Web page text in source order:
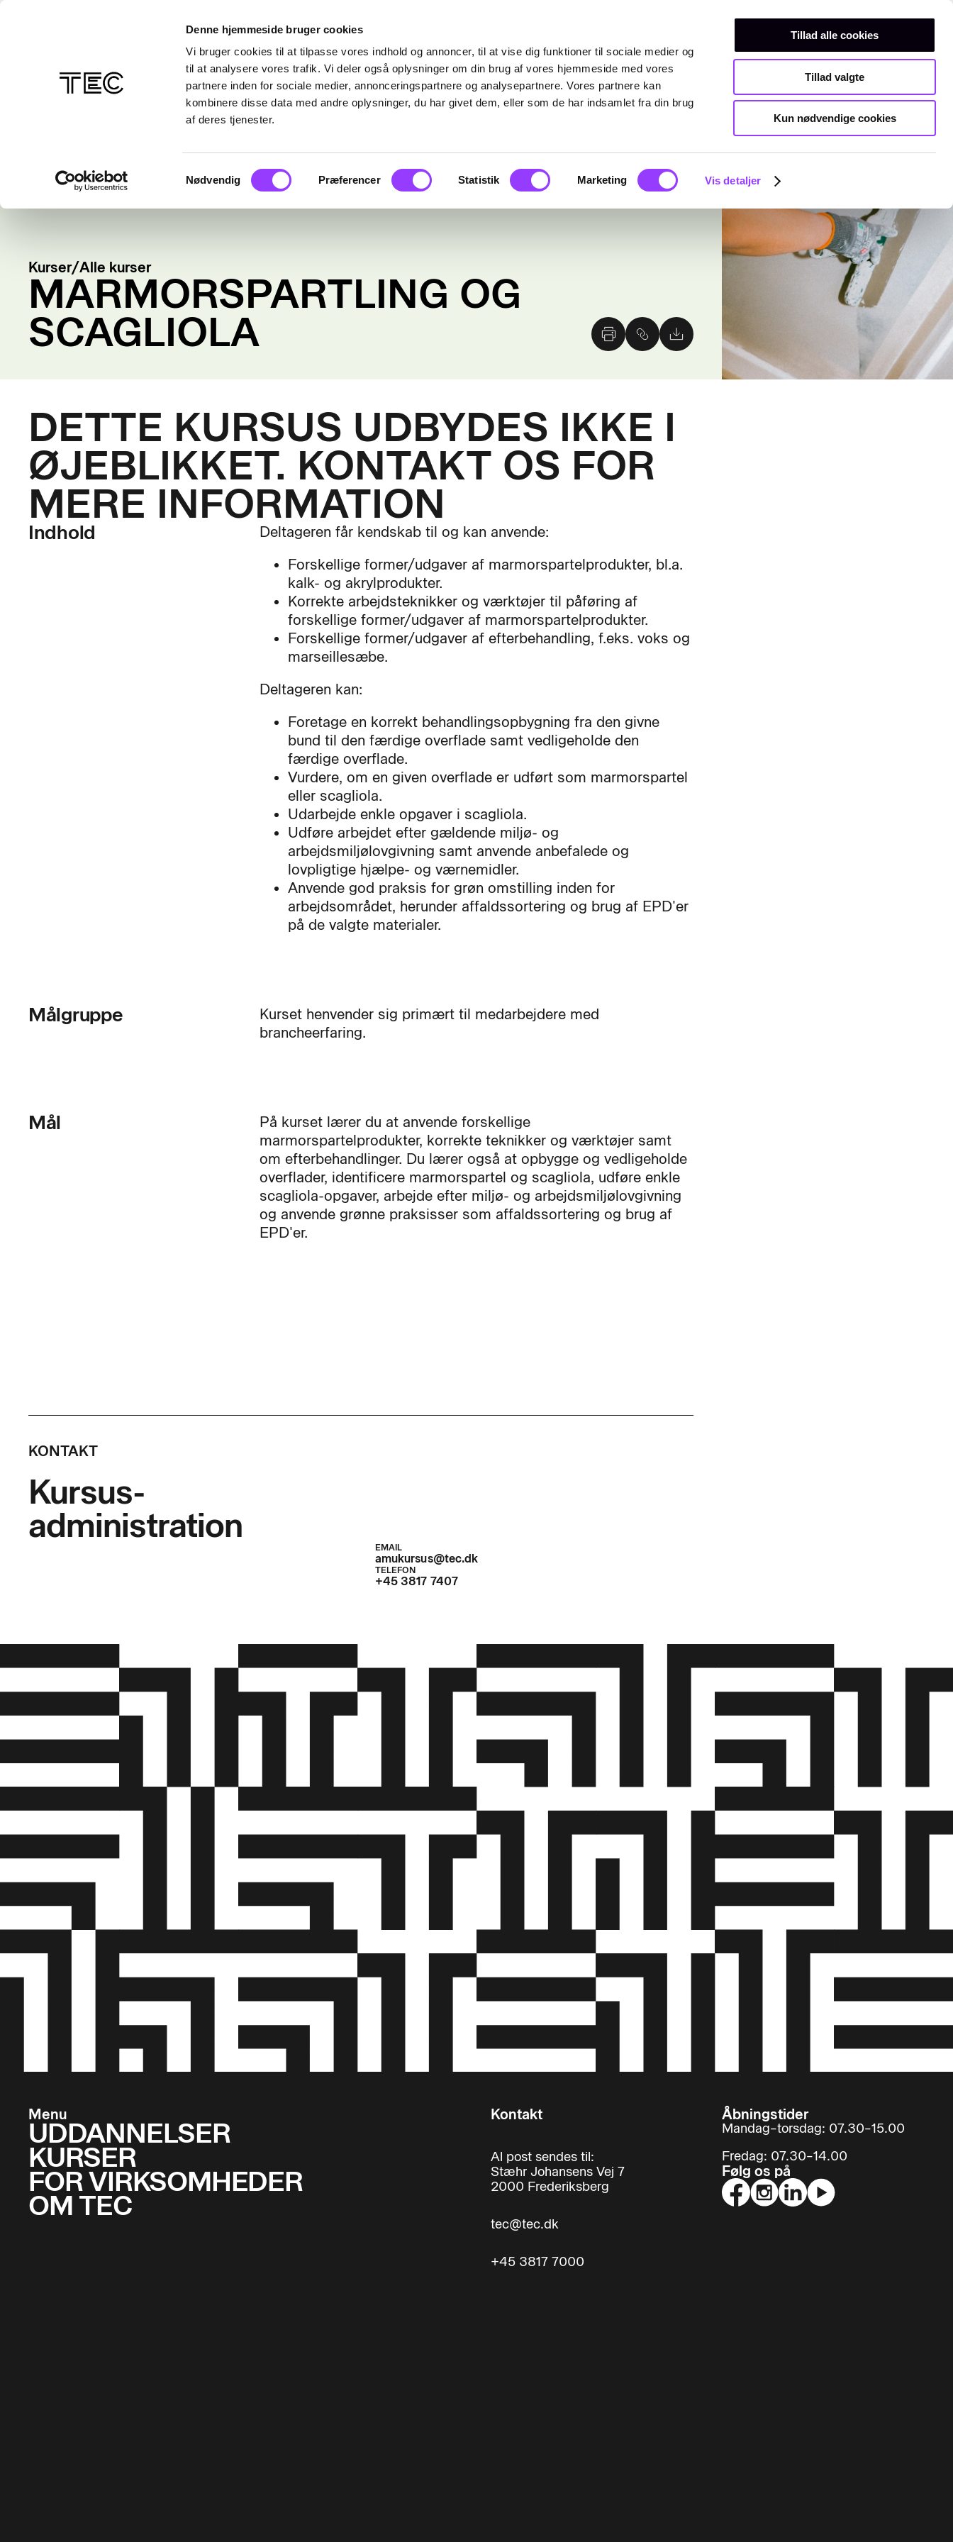
Denne hjemmeside bruger cookies
Vi bruger cookies til at tilpasse vores indhold og annoncer, til at vise dig funktioner til sociale medier og
til at analysere vores trafik. Vi deler også oplysninger om din brug af vores hjemmeside med vores
partnere inden for sociale medier, annonceringspartnere og analysepartnere. Vores partnere kan
kombinere disse data med andre oplysninger, du har givet dem, eller som de har indsamlet fra din brug
af deres tjenester.
Samtykkevalg
Nødvendig Præferencer Statistik Marketing Vis detaljer
Tillad alle cookies
Tillad valgte
Kun nødvendige cookies
Teknisk gymnasiumKurser
Kurser/Alle kurser
MARMORSPARTLING OG
SCAGLIOLA
DETTE KURSUS UDBYDES IKKE I
ØJEBLIKKET. KONTAKT OS FOR
MERE INFORMATION
Indhold
Deltageren får kendskab til og kan anvende:
Forskellige former/udgaver af marmorspartelprodukter, bl.a.
kalk- og akrylprodukter.
Korrekte arbejdsteknikker og værktøjer til påføring af
forskellige former/udgaver af marmorspartelprodukter.
Forskellige former/udgaver af efterbehandling, f.eks. voks og
marseillesæbe.
Deltageren kan:
Foretage en korrekt behandlingsopbygning fra den givne
bund til den færdige overflade samt vedligeholde den
færdige overflade.
Vurdere, om en given overflade er udført som marmorspartel
eller scagliola.
Udarbejde enkle opgaver i scagliola.
Udføre arbejdet efter gældende miljø- og
arbejdsmiljølovgivning samt anvende anbefalede og
lovpligtige hjælpe- og værnemidler.
Anvende god praksis for grøn omstilling inden for
arbejdsområdet, herunder affaldssortering og brug af EPD'er
på de valgte materialer.
Målgruppe
Kurset henvender sig primært til medarbejdere med
brancheerfaring.
Mål
På kurset lærer du at anvende forskellige
marmorspartelprodukter, korrekte teknikker og værktøjer samt
om efterbehandlinger. Du lærer også at opbygge og vedligeholde
overflader, identificere marmorspartel og scagliola, udføre enkle
scagliola-opgaver, arbejde efter miljø- og arbejdsmiljølovgivning
og anvende grønne praksisser som affaldssortering og brug af
EPD'er.
KONTAKT
Kursus-
administration
EMAIL
amukursus@tec.dk
TELEFON
+45 3817 7407
Menu
UDDANNELSER
KURSER
FOR VIRKSOMHEDER
OM TEC
Kontakt
Al post sendes til:
Stæhr Johansens Vej 7
2000 Frederiksberg
tec@tec.dk
+45 3817 7000
Åbningstider
Mandag–torsdag: 07.30–15.00
Fredag: 07.30–14.00
Følg os på